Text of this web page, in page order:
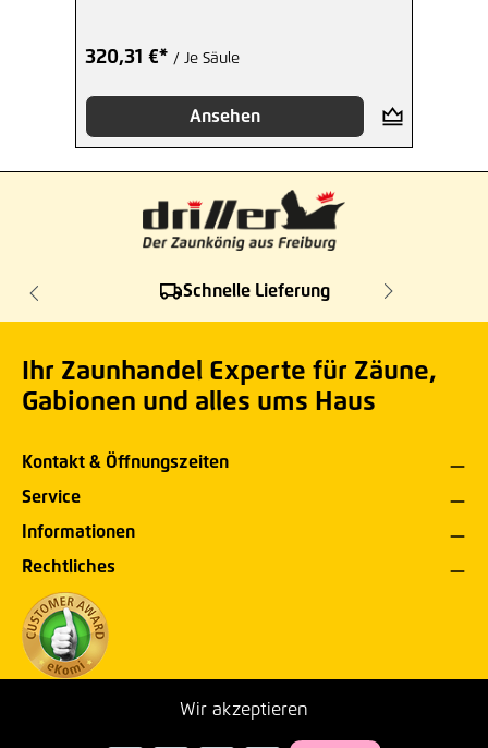
320,31 €* / Je Säule
Ansehen
Schnelle Lieferung
Ihr Zaunhandel Experte für Zäune,
Gabionen und alles ums Haus
Kontakt & Öffnungszeiten
Service
Informationen
Rechtliches
Wir akzeptieren